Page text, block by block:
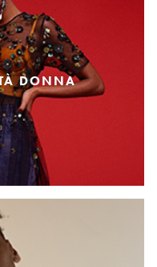
DONNA